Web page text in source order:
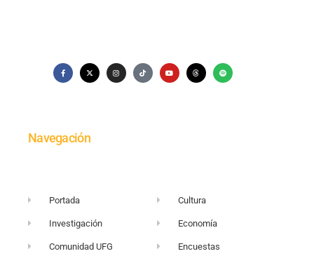
Navegación
Portada
Investigación
Comunidad UFG
Cultura
Economía
Encuestas